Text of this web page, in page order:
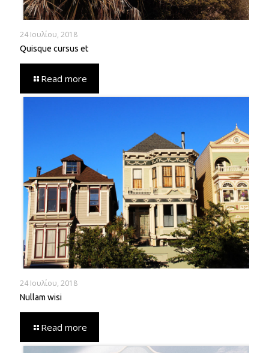
24 Ιουλίου, 2018
Quisque cursus et
Read more
24 Ιουλίου, 2018
Nullam wisi
Read more